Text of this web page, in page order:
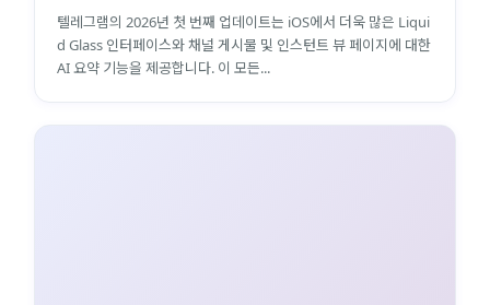
텔레그램의 2026년 첫 번째 업데이트는 iOS에서 더욱 많은 Liqui
d Glass 인터페이스와 채널 게시물 및 인스턴트 뷰 페이지에 대한
AI 요약 기능을 제공합니다. 이 모든...